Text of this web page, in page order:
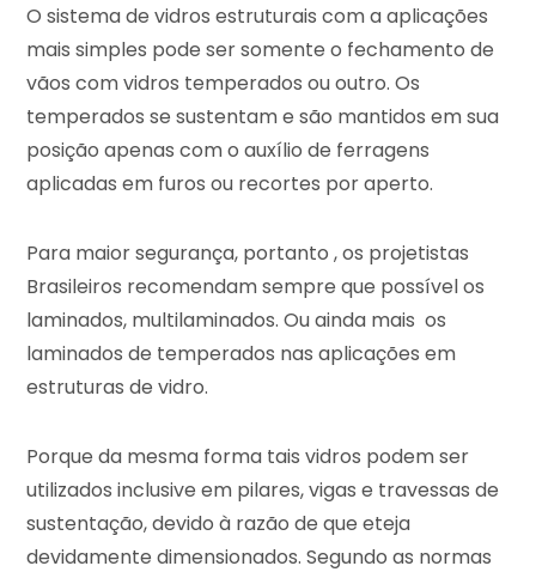
O sistema de vidros estruturais com a aplicações
mais simples pode ser somente o fechamento de
vãos com vidros temperados ou outro. Os
temperados se sustentam e são mantidos em sua
posição apenas com o auxílio de ferragens
aplicadas em furos ou recortes por aperto.
Para maior segurança, portanto , os projetistas
Brasileiros recomendam sempre que possível os
laminados, multilaminados. Ou ainda mais os
laminados de temperados nas aplicações em
estruturas de vidro.
Porque da mesma forma tais vidros podem ser
utilizados inclusive em pilares, vigas e travessas de
sustentação, devido à razão de que eteja
devidamente dimensionados. Segundo as normas